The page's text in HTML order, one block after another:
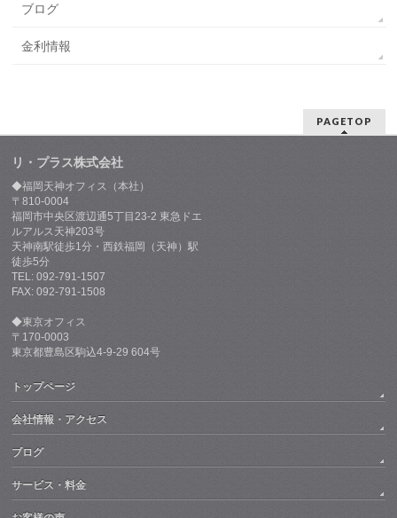
ブログ
金利情報
PAGETOP
リ・プラス株式会社
◆福岡天神オフィス（本社）
〒810-0004
福岡市中央区渡辺通5丁目23-2 東急ドエ
ルアルス天神203号
天神南駅徒歩1分・西鉄福岡（天神）駅
徒歩5分
TEL: 092-791-1507
FAX: 092-791-1508
◆東京オフィス
〒170-0003
東京都豊島区駒込4-9-29 604号
トップページ
会社情報・アクセス
ブログ
サービス・料金